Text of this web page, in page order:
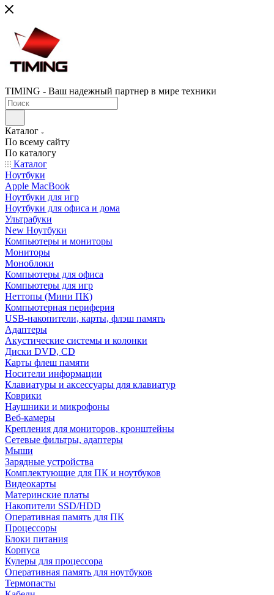
TIMING - Ваш надежный партнер в мире техники
Каталог
По всему сайту
По каталогу
Каталог
Ноутбуки
Apple MacBook
Ноутбуки для игр
Ноутбуки для офиса и дома
Ультрабуки
New Ноутбуки
Компьютеры и мониторы
Мониторы
Моноблоки
Компьютеры для офиса
Компьютеры для игр
Неттопы (Мини ПК)
Компьютерная периферия
USB-накопители, карты, флэш память
Адаптеры
Акустические системы и колонки
Диски DVD, CD
Карты флеш памяти
Носители информации
Клавиатуры и аксессуары для клавиатур
Коврики
Наушники и микрофоны
Веб-камеры
Крепления для мониторов, кронштейны
Сетевые фильтры, адаптеры
Мыши
Зарядные устройства
Комплектующие для ПК и ноутбуков
Видеокарты
Материнские платы
Накопители SSD/HDD
Оперативная память для ПК
Процессоры
Блоки питания
Корпуса
Кулеры для процессора
Оперативная память для ноутбуков
Термопасты